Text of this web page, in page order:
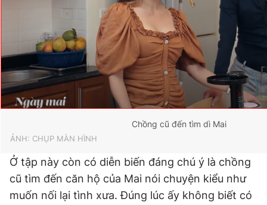
Chồng cũ đến tìm dì Mai
ẢNH: CHỤP MÀN HÌNH
Ở tập này còn có diễn biến đáng chú ý là chồng
cũ tìm đến căn hộ của Mai nói chuyện kiểu như
muốn nối lại tình xưa. Đúng lúc ấy không biết có